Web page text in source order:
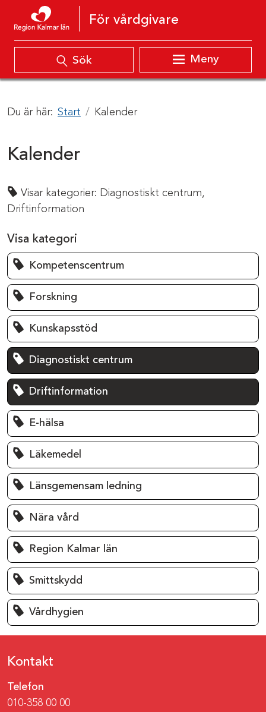
Hoppa till innehåll
För vårdgivare
Sök Meny
Du är här: Start Kalender
Kalender
Visar kategorier: Diagnostiskt centrum,
Driftinformation
Visa kategori
Kompetenscentrum
Forskning
Kunskapsstöd
Diagnostiskt centrum
Driftinformation
E-hälsa
Läkemedel
Länsgemensam ledning
Nära vård
Region Kalmar län
Smittskydd
Vårdhygien
Kontakt
Telefon
010-358 00 00